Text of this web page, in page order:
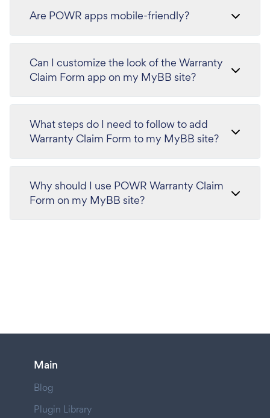
Are POWR apps mobile-friendly?
Can I customize the look of the Warranty
Claim Form app on my MyBB site?
What steps do I need to follow to add
Warranty Claim Form to my MyBB site?
Why should I use POWR Warranty Claim
Form on my MyBB site?
Main
Blog
Plugin Library